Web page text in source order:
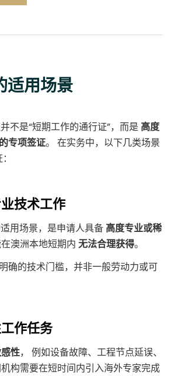
适用场景
不是“短期工作的通行证”，而是 高度
专项签证。 在实务中，以下几类场景
技术工作
用场景，是申请人具备 高度专业或稀
澳洲本地短期内 无法合理获得。
确的技术门槛，并非一般劳动力或可
作任务
性， 例如设备故障、工程节点延误、
构需要在短时间内引入海外专家完成